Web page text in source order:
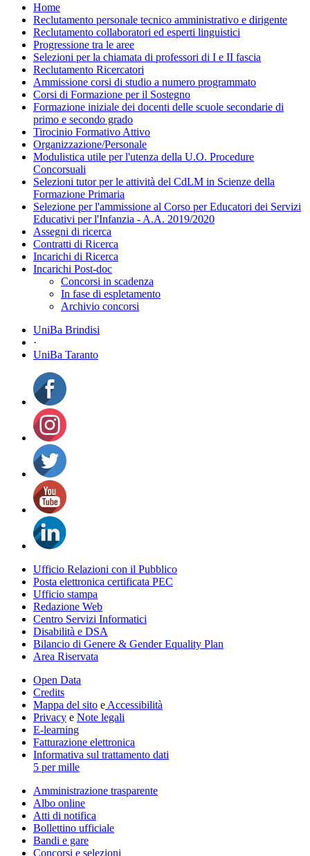
Home
Reclutamento personale tecnico amministrativo e dirigente
Reclutamento collaboratori ed esperti linguistici
Progressione tra le aree
Selezioni per la chiamata di professori di I e II fascia
Reclutamento Ricercatori
Ammissione corsi di studio a numero programmato
Corsi di Formazione per il Sostegno
Formazione iniziale dei docenti delle scuole secondarie di
primo e secondo grado
Tirocinio Formativo Attivo
Organizzazione/Personale
Modulistica utile per l'utenza della U.O. Procedure
Concorsuali
Selezioni tutor per le attività del CdLM in Scienze della
Formazione Primaria
Selezione per l'ammissione al Corso per Educatori dei Servizi
Educativi per l'Infanzia - A.A. 2019/2020
Assegni di ricerca
Contratti di Ricerca
Incarichi di Ricerca
Incarichi Post-doc
Concorsi in scadenza
In fase di espletamento
Archivio concorsi
UniBa Brindisi
·
UniBa Taranto
Ufficio Relazioni con il Pubblico
Posta elettronica certificata PEC
Ufficio stampa
Redazione Web
Centro Servizi Informatici
Disabilità e DSA
Bilancio di Genere & Gender Equality Plan
Area Riservata
Open Data
Credits
Mappa del sito e Accessibilità
Privacy e Note legali
E-learning
Fatturazione elettronica
Informativa sul trattamento dati
5 per mille
Amministrazione trasparente
Albo online
Atti di notifica
Bollettino ufficiale
Bandi e gare
Concorsi e selezioni